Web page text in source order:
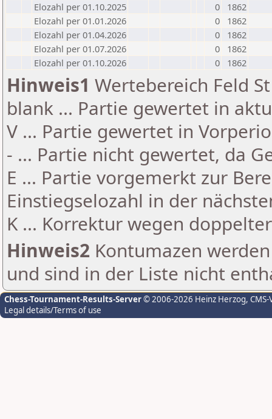
Elozahl per 01.10.2025
0
1862
Elozahl per 01.01.2026
0
1862
Elozahl per 01.04.2026
0
1862
Elozahl per 01.07.2026
0
1862
Elozahl per 01.10.2026
0 1862
Hinweis1 Wertebereich Feld
blank ... Partie gewertet in
V ... Partie gewertet in
- ... Partie nicht gewertet, da
E ... Partie vorgemerkt zur
Einstiegselozahl in der
K ... Korrektur wegen
Hinweis2 Kontumazen
und sind in der Liste nicht
Chess-Tournament-Results-Server© 2006-2026 Heinz Herzog,
Legal details/Terms of use